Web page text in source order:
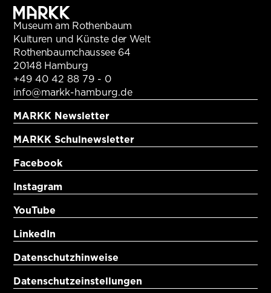
Museum am Rothenbaum
Kulturen und Künste der Welt
Rothenbaumchaussee 64
20148 Hamburg
+49 40 42 88 79 - 0
info@markk-hamburg.de
MARKK Newsletter
MARKK Schulnewsletter
Facebook
Instagram
YouTube
LinkedIn
Datenschutzhinweise
Datenschutzeinstellungen